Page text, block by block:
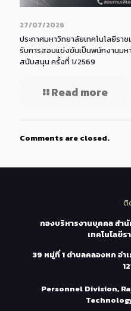
27/07/2026
ประกาศมหาวิทยาลัยเทคโนโลยีร
รับการสอบแข่งขันเป็นพนักงานมห
สนับสนุน ครั้งที่ 1/2569
Read more
Comments are closed.
ติ
กองบริหารงานบุคคล สำ
เทคโนโลยี
39 หมู่ที่ 1 ตำบลคลองหก อ
Personnel Division,